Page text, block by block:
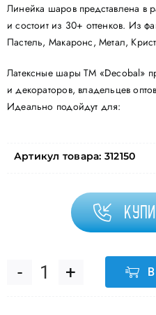
Линейка шаров представлена в
и состоит из 30+ оттенков. Из
Пастель, Макаронс, Метал,
Латексные шары ТМ «Decobal»
и декораторов, владельцев
Идеально подойдут для:
Артикул товара: 312150
Количество